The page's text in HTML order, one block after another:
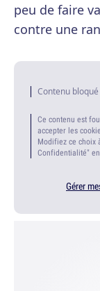
peu de faire
contre une
Contenu
Ce contenu est
accepter les
Modifiez ce choix
Confidentialité"
Gérer